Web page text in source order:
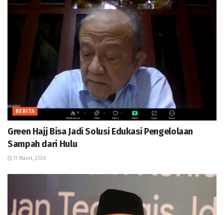
BERITA
Green Hajj Bisa Jadi Solusi Edukasi Pengelolaan
Sampah dari Hulu
11 Maret, 2026